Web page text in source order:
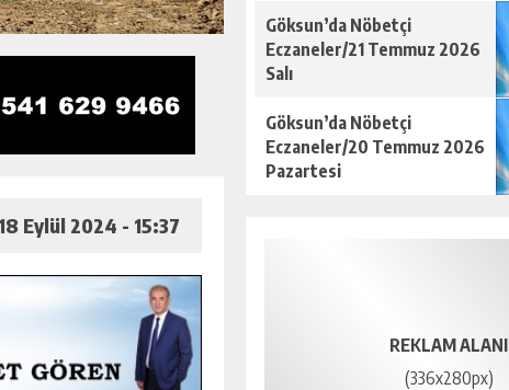
18 Eylül 2024 - 15:37
Göksun’da Nöbetçi
Eczaneler/21 Temmuz 2026
Salı
Göksun’da Nöbetçi
Eczaneler/20 Temmuz 2026
Pazartesi
REKLAM ALANI
(336x280px)